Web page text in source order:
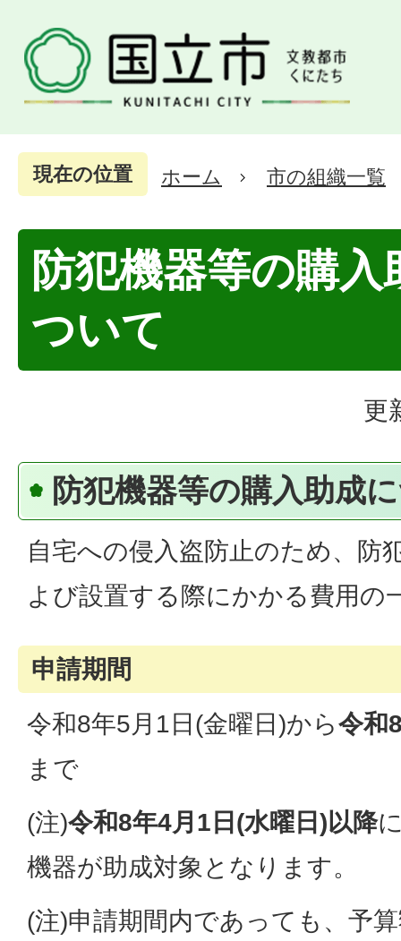
現在の位置 ホーム 市の組織一覧
防犯機器等の購入
ついて
更
防犯機器等の購入助成
自宅への侵入盗防止のため、防
よび設置する際にかかる費用の
申請期間
令和8年5月1日(金曜日)から令和
まで
(注)令和8年4月1日(水曜日)以降
機器が助成対象となります。
(注)申請期間内であっても、予